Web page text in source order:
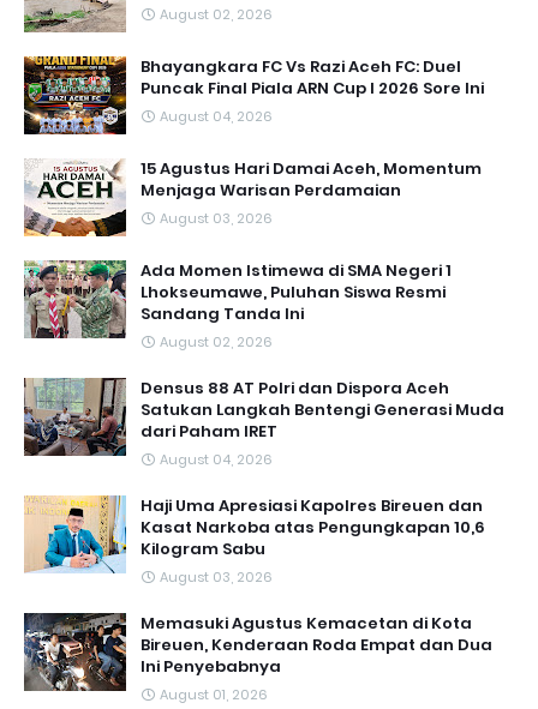
August 02, 2026
Bhayangkara FC Vs Razi Aceh FC: Duel
Puncak Final Piala ARN Cup I 2026 Sore Ini
August 04, 2026
15 Agustus Hari Damai Aceh, Momentum
Menjaga Warisan Perdamaian
August 03, 2026
Ada Momen Istimewa di SMA Negeri 1
Lhokseumawe, Puluhan Siswa Resmi
Sandang Tanda Ini
August 02, 2026
Densus 88 AT Polri dan Dispora Aceh
Satukan Langkah Bentengi Generasi Muda
dari Paham IRET
August 04, 2026
Haji Uma Apresiasi Kapolres Bireuen dan
Kasat Narkoba atas Pengungkapan 10,6
Kilogram Sabu
August 03, 2026
Memasuki Agustus Kemacetan di Kota
Bireuen, Kenderaan Roda Empat dan Dua
Ini Penyebabnya
August 01, 2026